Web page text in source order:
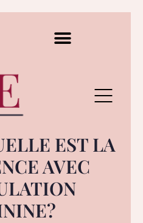
EST LA
AVEC